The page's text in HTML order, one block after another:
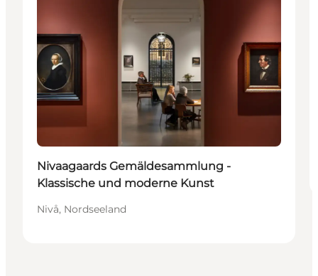
Nivaagaards Gemäldesammlung -
Klassische und moderne Kunst
Nivå, Nordseeland